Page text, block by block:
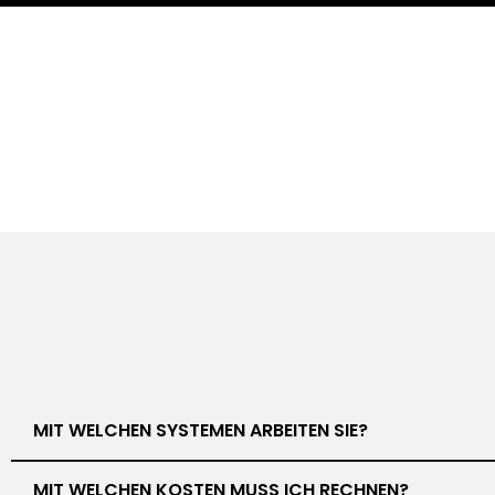
MIT WELCHEN SYSTEMEN ARBEITEN SIE?
MIT WELCHEN KOSTEN MUSS ICH RECHNEN?